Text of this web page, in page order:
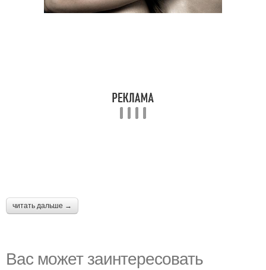
читать дальше →
Вас может заинтересовать